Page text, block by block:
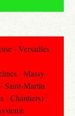
- Versailles -
- Massy-
Saint-Martin
- Chantiers) :